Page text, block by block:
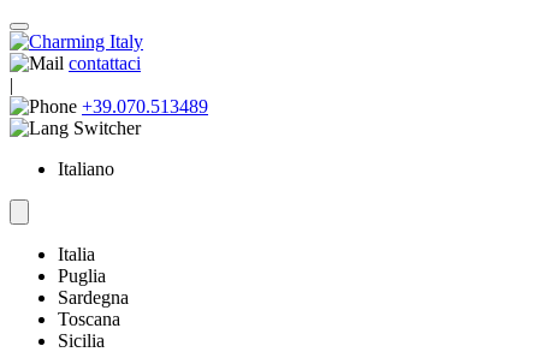
contattaci
|
+39.070.513489
Italiano
Italia
Puglia
Sardegna
Toscana
Sicilia